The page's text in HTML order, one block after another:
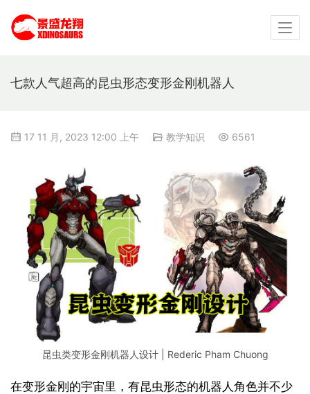
七款人气超高的昆虫形态变形金刚机器人
17 11 月, 2023 12:00 上午 教学知识 6561
昆虫类变形金刚机器人设计 | Rederic Pham Chuong
在变形金刚的宇宙里，有昆虫形态的机器人角色并不少